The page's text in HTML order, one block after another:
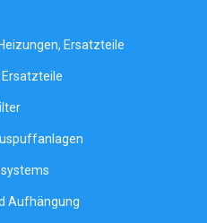
Ersatzteile
Aufhängung